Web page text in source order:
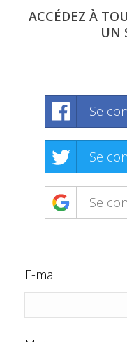
ACCÉDEZ À
UN
Se
Se
Se
E-mail